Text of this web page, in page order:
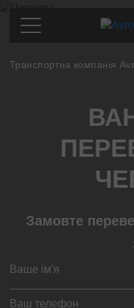
Перевезення по
Кропивницький
Львів
Тернопіль
Івано-Франківськ
Про компанію
Контакти
Транспортна компанія
Замовте